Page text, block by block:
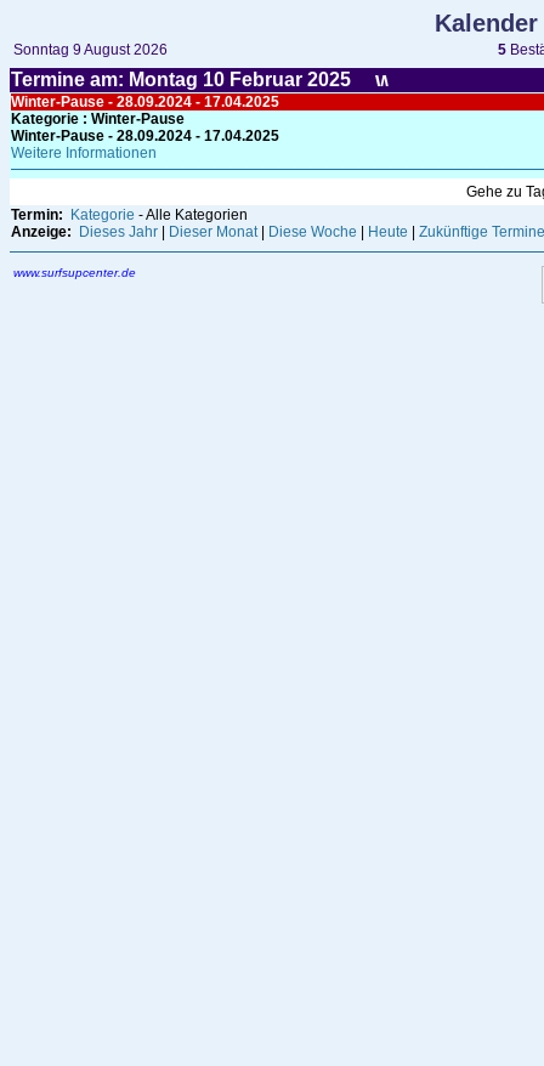
Sonntag 9 August 2026 5
Termine am: Montag 10 Februar 2025
Winter-Pause - 28.09.2024 - 17.04.2025
Kategorie : Winter-Pause
Winter-Pause - 28.09.2024 - 17.04.2025
Weitere Informationen
Gehe zu
Termin:
Kategorie - Alle Kategorien
Anzeige:
Dieses Jahr Dieser Monat| Diese Woche Heute Zukünftige Termine
www.surfsupcenter.de